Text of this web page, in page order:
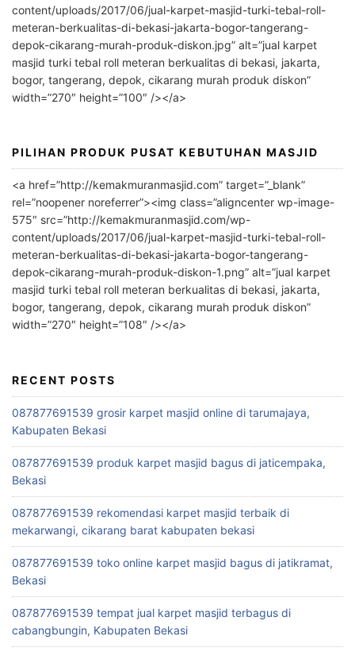
n
a
t
i
v
content/uploads/2017/06/jual-karpet-masjid-turki-tebal-roll-
meteran-berkualitas-di-bekasi-jakarta-bogor-tangerang-
depok-cikarang-murah-produk-diskon.jpg” alt=”jual karpet
masjid turki tebal roll meteran berkualitas di bekasi, jakarta,
bogor, tangerang, depok, cikarang murah produk diskon”
width=”270″ height=”100″ /></a>
PILIHAN PRODUK PUSAT KEBUTUHAN MASJID
<a href=”http://kemakmuranmasjid.com” target=”_blank”
rel=”noopener noreferrer”><img class=”aligncenter wp-image-
575″ src=”http://kemakmuranmasjid.com/wp-
content/uploads/2017/06/jual-karpet-masjid-turki-tebal-roll-
meteran-berkualitas-di-bekasi-jakarta-bogor-tangerang-
depok-cikarang-murah-produk-diskon-1.png” alt=”jual karpet
masjid turki tebal roll meteran berkualitas di bekasi, jakarta,
bogor, tangerang, depok, cikarang murah produk diskon”
width=”270″ height=”108″ /></a>
RECENT POSTS
087877691539 grosir karpet masjid online di tarumajaya,
Kabupaten Bekasi
087877691539 produk karpet masjid bagus di jaticempaka,
Bekasi
087877691539 rekomendasi karpet masjid terbaik di
mekarwangi, cikarang barat kabupaten bekasi
087877691539 toko online karpet masjid bagus di jatikramat,
Bekasi
087877691539 tempat jual karpet masjid terbagus di
cabangbungin, Kabupaten Bekasi